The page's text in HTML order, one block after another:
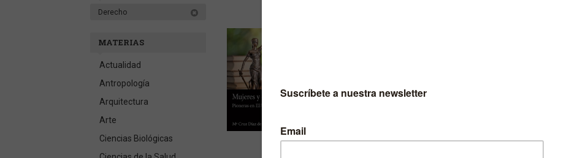
Derecho
MATERIAS
Actualidad
Antropología
Arquitectura
Arte
Ciencias Biológicas
deseab...